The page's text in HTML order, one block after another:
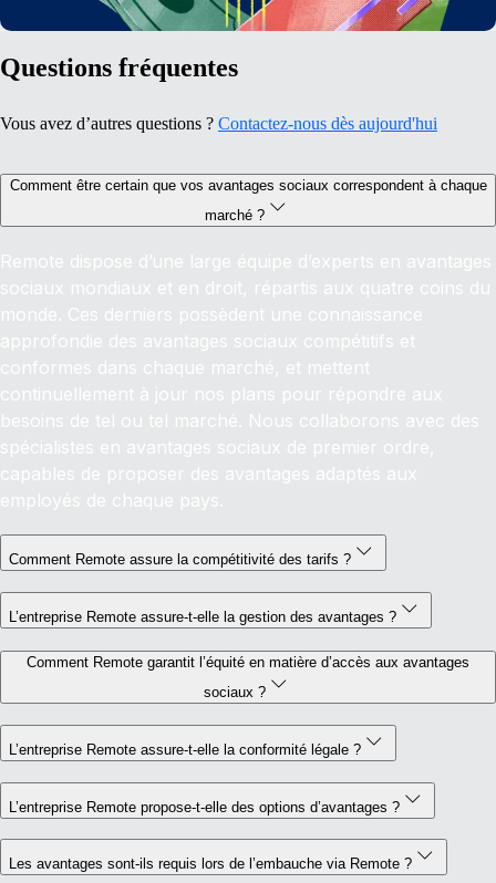
Questions fréquentes
Vous avez d’autres questions ? Contactez-nous dès aujourd'hui
Comment être certain que vos avantages sociaux correspondent à chaque
marché ?
Remote dispose d’une large équipe d’experts en avantages
sociaux mondiaux et en droit, répartis aux quatre coins du
monde. Ces derniers possèdent une connaissance
approfondie des avantages sociaux compétitifs et
conformes dans chaque marché, et mettent
continuellement à jour nos plans pour répondre aux
besoins de tel ou tel marché. Nous collaborons avec des
spécialistes en avantages sociaux de premier ordre,
capables de proposer des avantages adaptés aux
employés de chaque pays.
Comment Remote assure la compétitivité des tarifs ?
L’entreprise Remote assure-t-elle la gestion des avantages ?
Comment Remote garantit l’équité en matière d’accès aux avantages
sociaux ?
L’entreprise Remote assure-t-elle la conformité légale ?
L’entreprise Remote propose-t-elle des options d’avantages ?
Les avantages sont-ils requis lors de l’embauche via Remote ?